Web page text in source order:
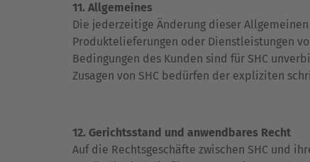
11. Allgemeines
Die jederzeitige Änderung dieser
Produktelieferungen oder Dienstleistungen
Bedingungen des Kunden sind für SHC
Zusagen von SHC bedürfen der expliziten
12. Gerichtsstand und anwendbares Recht
Auf die Rechtsgeschäfte zwischen SHC und